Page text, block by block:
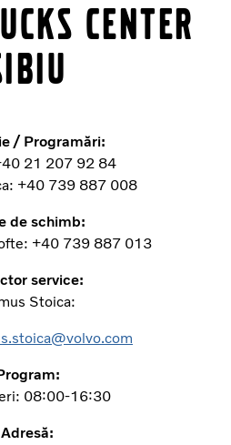
CENTER
/ Programări:
21 207 92 84
+40 739 887 008
de schimb:
+40 739 887 013
service:
Stoica:
08:00-16:30
Adresă: